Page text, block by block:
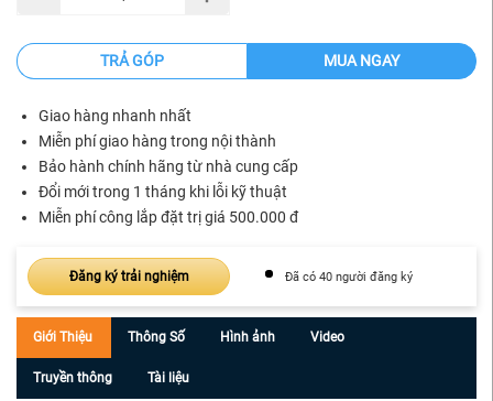
TRẢ GÓP MUA NGAY
Giao hàng nhanh nhất
Miễn phí giao hàng trong nội thành
Bảo hành chính hãng từ nhà cung cấp
Đổi mới trong 1 tháng khi lỗi kỹ thuật
Miễn phí công lắp đặt trị giá 500.000 đ
Đăng ký trải nghiệm Đã có 40 người đăng ký
Giới Thiệu Thông Số Hình ảnh Video
Truyền thông Tài liệu